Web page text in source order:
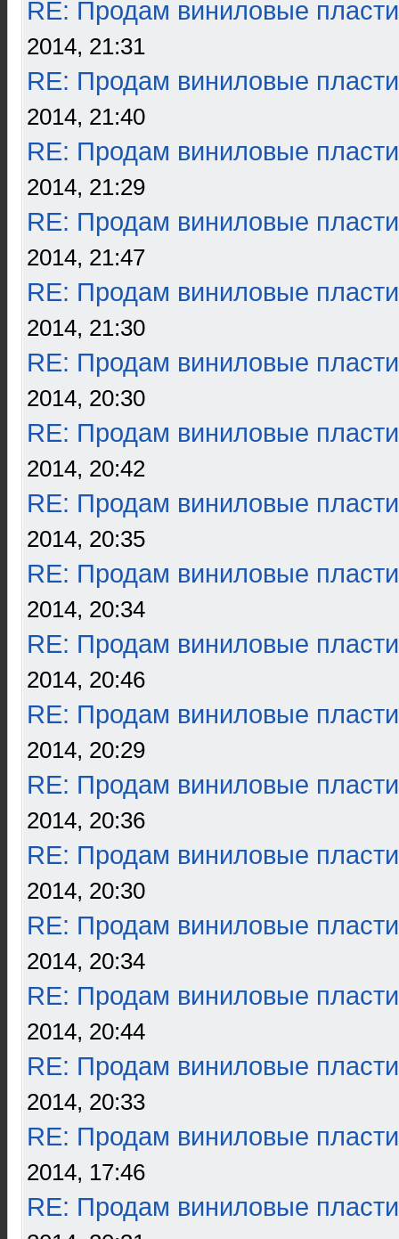
RE: Продам виниловые
2014, 21:31
RE: Продам виниловые
2014, 21:40
RE: Продам виниловые
2014, 21:29
RE: Продам виниловые
2014, 21:47
RE: Продам виниловые
2014, 21:30
RE: Продам виниловые
2014, 20:30
RE: Продам виниловые
2014, 20:42
RE: Продам виниловые
2014, 20:35
RE: Продам виниловые
2014, 20:34
RE: Продам виниловые
2014, 20:46
RE: Продам виниловые
2014, 20:29
RE: Продам виниловые
2014, 20:36
RE: Продам виниловые
2014, 20:30
RE: Продам виниловые
2014, 20:34
RE: Продам виниловые
2014, 20:44
RE: Продам виниловые
2014, 20:33
RE: Продам виниловые
2014, 17:46
RE: Продам виниловые